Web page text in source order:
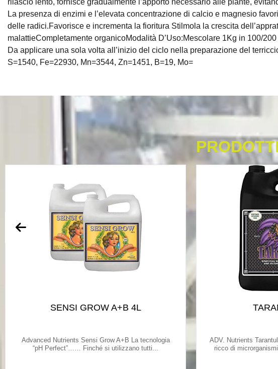
La presenza di enzimi e l’elevata concentrazione di calcio e magnesio
delle radici.Favorisce e incrementa la fioritura Stilmola la crescita
malattieCompletamente organicoModalità D’Uso:Mescolare 1Kg in 100/
Da applicare una sola volta all’inizio del ciclo nella preparazione del
S=1540, Fe=22930, Mn=3544, Zn=1451, B=19, Mo=
SENSI GROW A+B 4L
Advanced Nutrients Sensi Grow A+B La tecnologia
“pH Perfect”…… Finché si utilizzano tutti...
ADV. Nutrients
ricco di